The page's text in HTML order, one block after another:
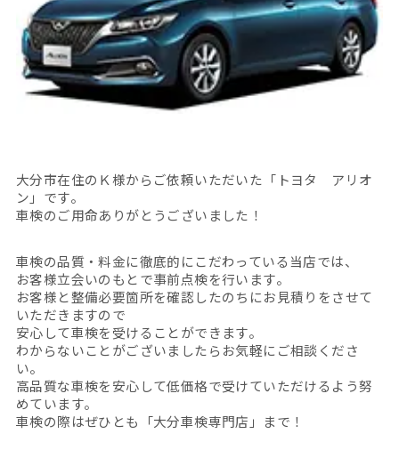
大分市在住のＫ様からご依頼いただいた「トヨタ アリオ
ン」です。
車検のご用命ありがとうございました！
車検の品質・料金に徹底的にこだわっている当店では、
お客様立会いのもとで事前点検を行います。
お客様と整備必要箇所を確認したのちにお見積りをさせて
いただきますので
安心して車検を受けることができます。
わからないことがございましたらお気軽にご相談くださ
い。
高品質な車検を安心して低価格で受けていただけるよう努
めています。
車検の際はぜひとも「大分車検専門店」まで！